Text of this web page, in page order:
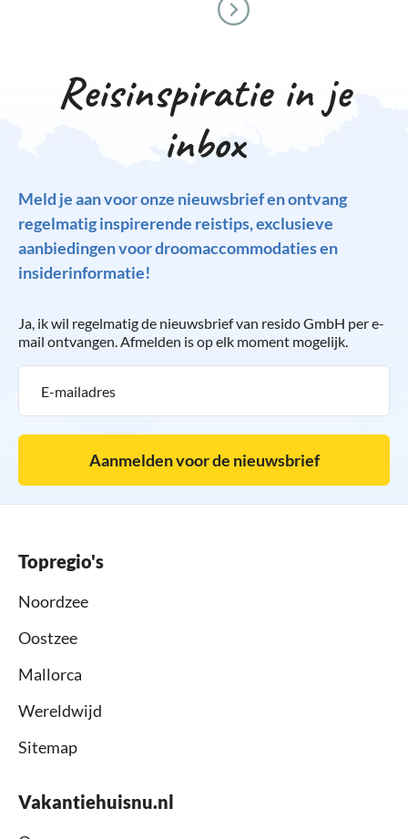
Reisinspiratie in je
inbox
Meld je aan voor onze nieuwsbrief en ontvang
regelmatig inspirerende reistips, exclusieve
aanbiedingen voor droomaccommodaties en
insiderinformatie!
Ja, ik wil regelmatig de nieuwsbrief van resido GmbH per e-
mail ontvangen. Afmelden is op elk moment mogelijk.
Aanmelden voor de nieuwsbrief
Topregio's
Noordzee
Oostzee
Mallorca
Wereldwijd
Sitemap
Vakantiehuisnu.nl